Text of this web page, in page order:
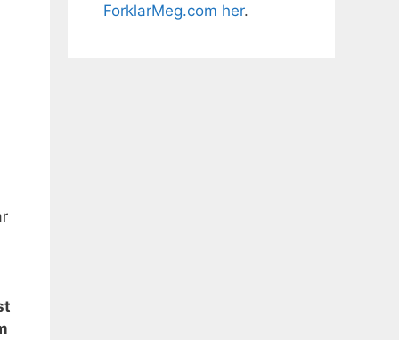
ForklarMeg.com her.